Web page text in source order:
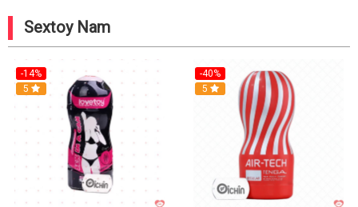
Sextoy Nam
-14%
Hot
5
-40%
Hot
5